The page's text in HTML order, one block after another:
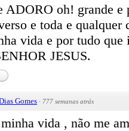
ADORO oh! grande
e toda e qualquer
vida e por tudo
JESUS.
Gomes · 777 semanas atrás
vida , não me